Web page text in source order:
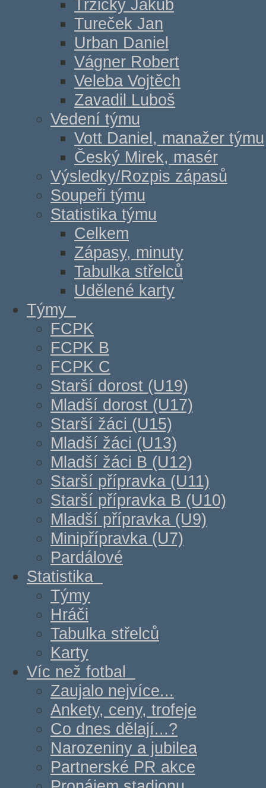
Tržický Jakub
Tureček Jan
Urban Daniel
Vágner Robert
Veleba Vojtěch
Zavadil Luboš
Vedení týmu
Vott Daniel, manažer týmu
Český Mirek, masér
Výsledky/Rozpis zápasů
Soupeři týmu
Statistika týmu
Celkem
Zápasy, minuty
Tabulka střelců
Udělené karty
Týmy
FCPK
FCPK B
FCPK C
Starší dorost (U19)
Mladší dorost (U17)
Starší žáci (U15)
Mladší žáci (U13)
Mladší žáci B (U12)
Starší přípravka (U11)
Starší přípravka B (U10)
Mladší přípravka (U9)
Minipřípravka (U7)
Pardálové
Statistika
Týmy
Hráči
Tabulka střelců
Karty
Víc než fotbal
Zaujalo nejvíce...
Ankety, ceny, trofeje
Co dnes dělají...?
Narozeniny a jubilea
Partnerské PR akce